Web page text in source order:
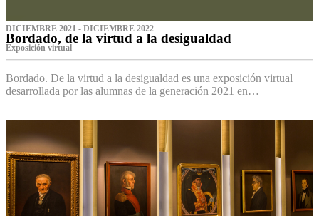
DICIEMBRE 2021 - DICIEMBRE 2022
Bordado, de la virtud a la desigualdad
Exposición virtual‌
Bordado. De la virtud a la desigualdad es una exposición virtual
desarrollada por las alumnas de la generación 2021 en…